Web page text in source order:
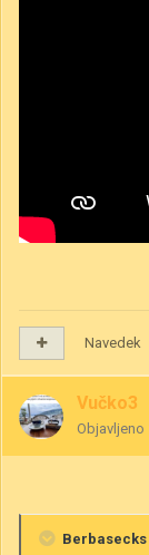
Navedek
Vučko3
Objavljeno
Berbasecks